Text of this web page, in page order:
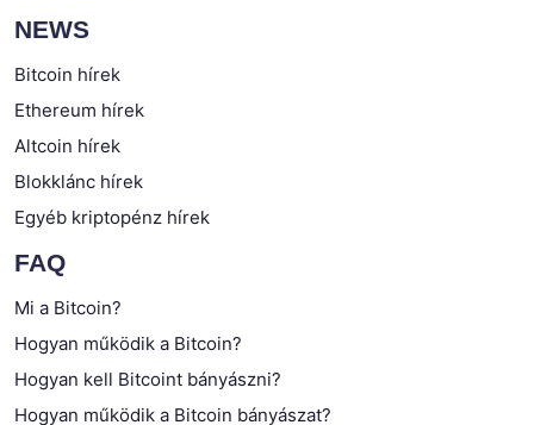
NEWS
Bitcoin hírek
Ethereum hírek
Altcoin hírek
Blokklánc hírek
Egyéb kriptopénz hírek
FAQ
Mi a Bitcoin?
Hogyan működik a Bitcoin?
Hogyan kell Bitcoint bányászni?
Hogyan működik a Bitcoin bányászat?